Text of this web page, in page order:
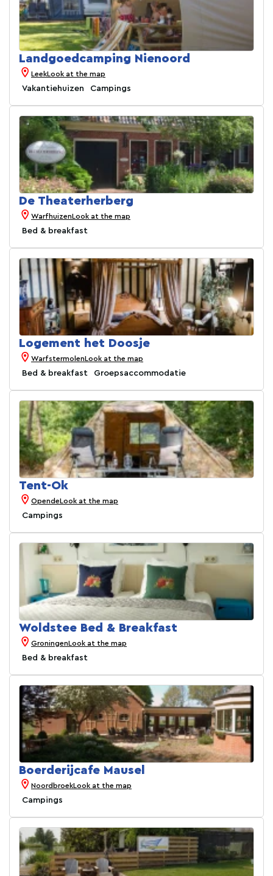
Landgoedcamping Nienoord
LeekLook at the map
Vakantiehuizen Campings
De Theaterherberg
WarfhuizenLook at the map
Bed & breakfast
Logement het Doosje
WarfstermolenLook at the map
Bed & breakfast Groepsaccommodatie
Tent-Ok
OpendeLook at the map
Campings
Woldstee Bed & Breakfast
GroningenLook at the map
Bed & breakfast
Boerderijcafe Mausel
NoordbroekLook at the map
Campings